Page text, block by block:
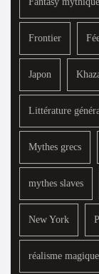
Frontier
Japon
Littérature
Mythes grecs
mythes slaves
New York
réalisme magique